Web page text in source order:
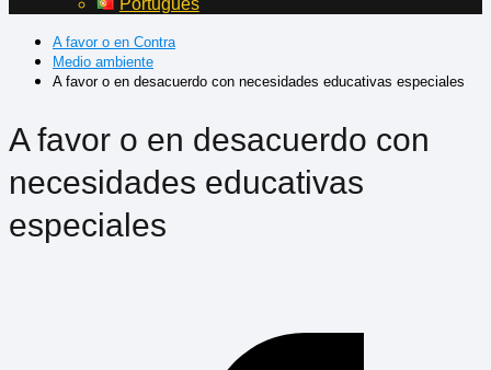
Português
A favor o en Contra
Medio ambiente
A favor o en desacuerdo con necesidades educativas especiales
A favor o en desacuerdo con
necesidades educativas
especiales